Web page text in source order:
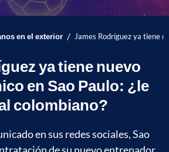
en el exterior / James Rodríguez ya tiene
ya tiene nuevo
en Sao Paulo: ¿le
colombiano?
en sus redes sociales, Sao
de su nuevo entrenador.